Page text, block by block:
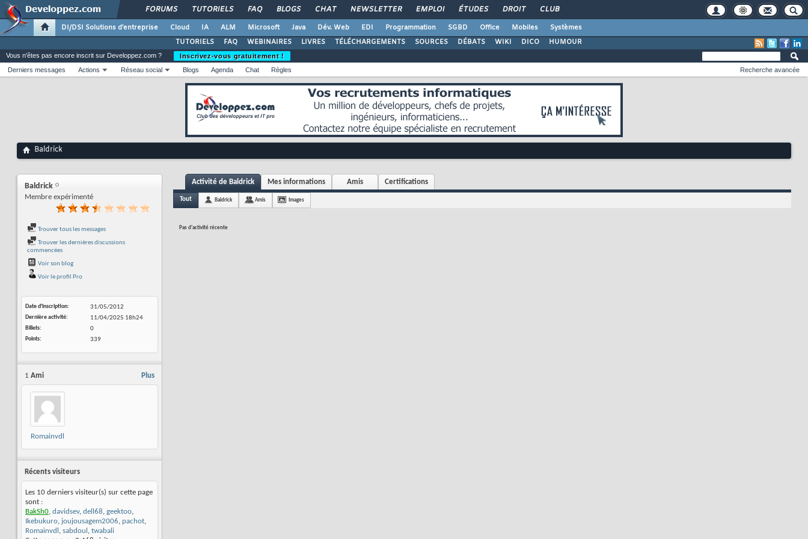
FORUMS TUTORIELS FAQ BLOGS CHAT NEWSLETTER EMPLOI ÉTUDES DROIT CLUB
DI/DSI Solutions d'entreprise Cloud IA ALM Microsoft Java Dév. Web EDI Programmation SGBD Office Mobiles
Systèmes
TUTORIELS
FAQ WEBINAIRES LIVRES TÉLÉCHARGEMENTS SOURCES DÉBATS WIKI DICO HUMOUR
Vous n'êtes pas encore inscrit sur Developpez.com ?
Inscrivez-vous gratuitement !
Derniers messages
Actions Réseau social Blogs Agenda Chat Règles Recherche avancée
Baldrick
Baldrick
Membre expérimenté
Trouver tous les messages
Trouver les dernières discussions
commencées
Voir son blog
Voir le profil Pro
Date d'inscription
31/05/2012
Dernière activité
11/04/2025 18h24
Billets
0
Points
339
Plus
1 Ami
Romainvdl
Récents visiteurs
Les 10 derniers visiteur(s) sur cette page
sont :
BakSh0, davidsev, dell68, geektoo,
Ikebukuro, joujousagem2006, pachot,
Romainvdl , sabdoul , twabali
Activité de Baldrick Mes informations Amis Certifications
Tout Baldrick Amis Images
Pas d'activité récente